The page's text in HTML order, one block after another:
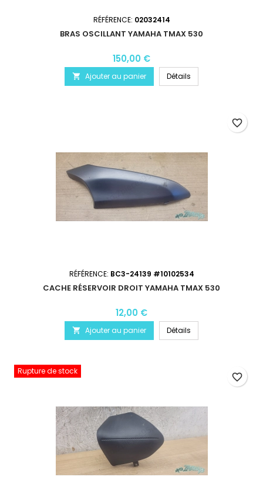
RÉFÉRENCE: 02032414
BRAS OSCILLANT YAMAHA TMAX 530
150,00 €
 Ajouter au panier Détails
RÉFÉRENCE: BC3-24139 #10102534
CACHE RÉSERVOIR DROIT YAMAHA TMAX 530
12,00 €
 Ajouter au panier Détails
favorite_border
Rupture de stock
favorite_border